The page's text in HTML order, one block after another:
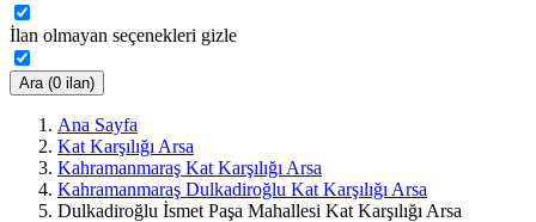
İlan olmayan seçenekleri gizle
Ara (0 ilan)
Ana Sayfa
Kat Karşılığı Arsa
Kahramanmaraş Kat Karşılığı Arsa
Kahramanmaraş Dulkadiroğlu Kat Karşılığı Arsa
Dulkadiroğlu İsmet Paşa Mahallesi Kat Karşılığı Arsa